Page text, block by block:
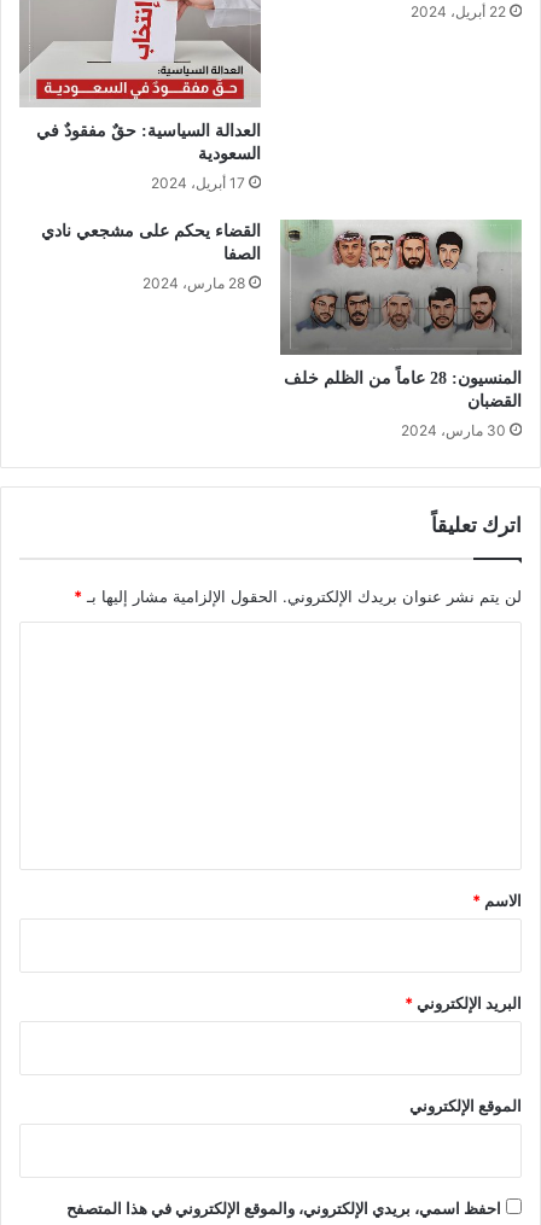
22 أبريل، 2024
العدالة السياسية: حقٌ مفقودٌ في
السعودية
17 أبريل، 2024
المنسيون: 28 عاماً من الظلم خلف
القضبان
30 مارس، 2024
القضاء يحكم على مشجعي نادي
الصفا
28 مارس، 2024
اترك تعليقاً
لن يتم نشر عنوان بريدك الإلكتروني. الحقول الإلزامية مشار إليها بـ*
*
الاسم *
البريد الإلكتروني*
الموقع الإلكتروني
احفظ اسمي، بريدي الإلكتروني، والموقع الإلكتروني في هذا المتصفح